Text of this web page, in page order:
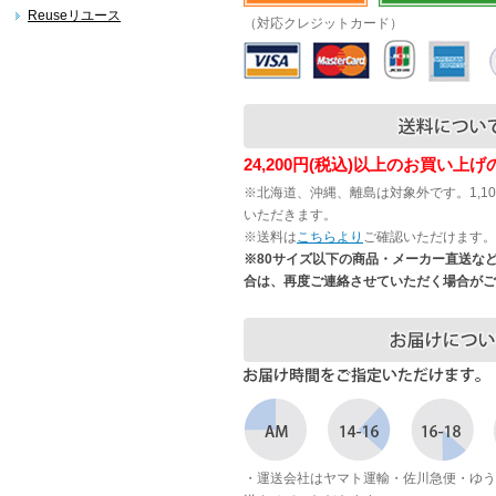
Reuseリユース （対応クレジットカード）
24,200円(税込)以上のお買い上げ
※北海道、沖縄、離島は対象外です。
いただきます。
※送料はこちらより ご確認いただけます。
※80サイズ以下の商品・メーカー直送な
合は、再度ご連絡させていただく場合が
・運送会社はヤマト運輸・佐川急便・ゆ